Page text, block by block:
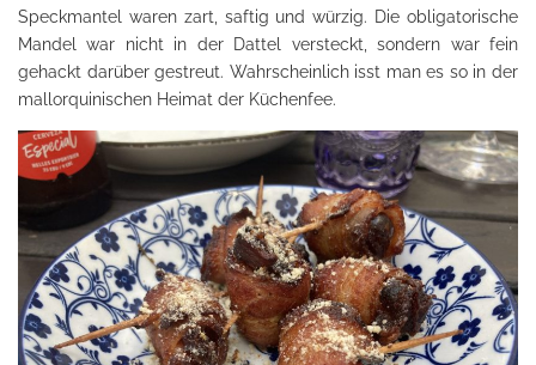
Speckmantel waren zart, saftig und würzig. Die obligatorische
Mandel war nicht in der Dattel versteckt, sondern war fein
gehackt darüber gestreut. Wahrscheinlich isst man es so in der
mallorquinischen Heimat der Küchenfee.